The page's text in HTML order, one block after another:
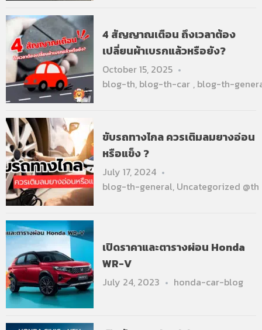
4 สัญญาณเตือน ถึงเวลาต้อง
เปลี่ยนผ้าเบรกแล้วหรือยัง?
October 15, 2025
blog-th, blog-th-car , blog-th-
ขับรถทางไกล ควรเติมลมยางอ่อน
หรือแข็ง ?
July 17, 2024
blog-th-general, Uncategorized @th
เปิดราคาและตารางผ่อน Honda
WR-V
July 24, 2023 honda-car-blog